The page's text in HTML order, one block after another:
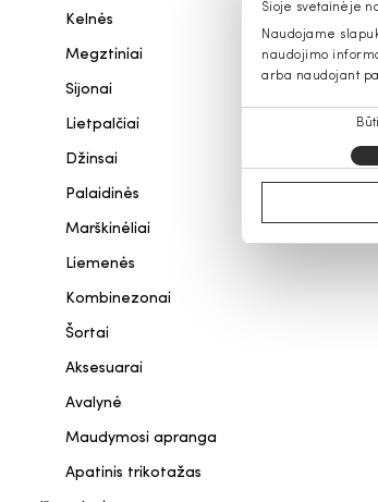
Šioje svetainėje
Naudojame
naudojimo
arba naudojant
Kelnės
Megztiniai
Sijonai
Lietpalčiai
Džinsai
Palaidinės
Marškinėliai
Liemenės
Kombinezonai
Šortai
Aksesuarai
Avalynė
Maudymosi apranga
Apatinis trikotažas